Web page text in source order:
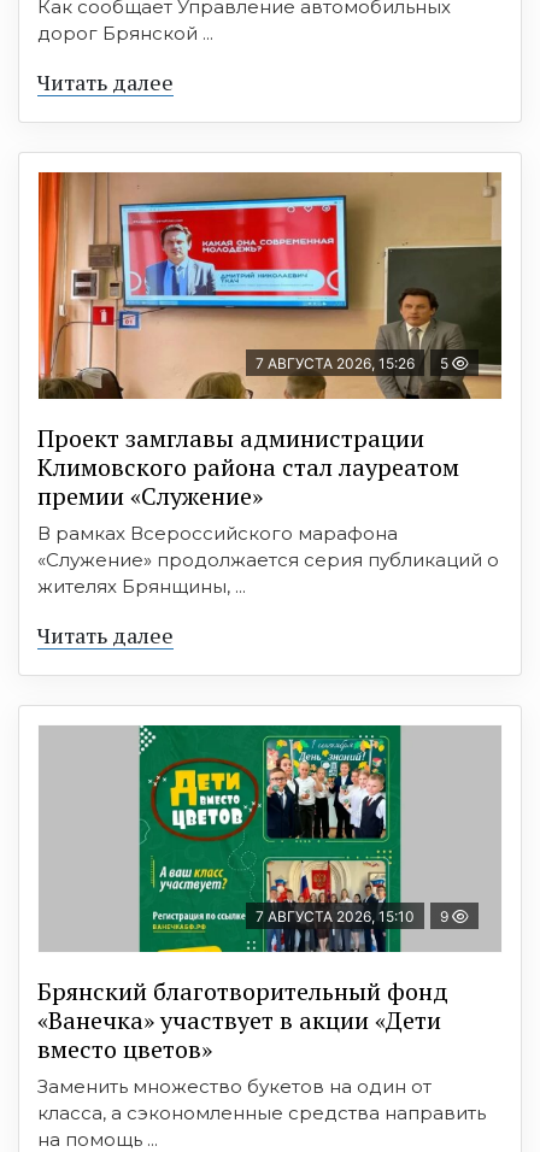
Как сообщает Управление автомобильных
дорог Брянской ...
Читать далее
7 АВГУСТА 2026, 15:26 5
Проект замглавы администрации
Климовского района стал лауреатом
премии «Служение»
В рамках Всероссийского марафона
«Служение» продолжается серия публикаций о
жителях Брянщины, ...
Читать далее
7 АВГУСТА 2026, 15:10 9
Брянский благотворительный фонд
«Ванечка» участвует в акции «Дети
вместо цветов»
Заменить множество букетов на один от
класса, а сэкономленные средства направить
на помощь ...